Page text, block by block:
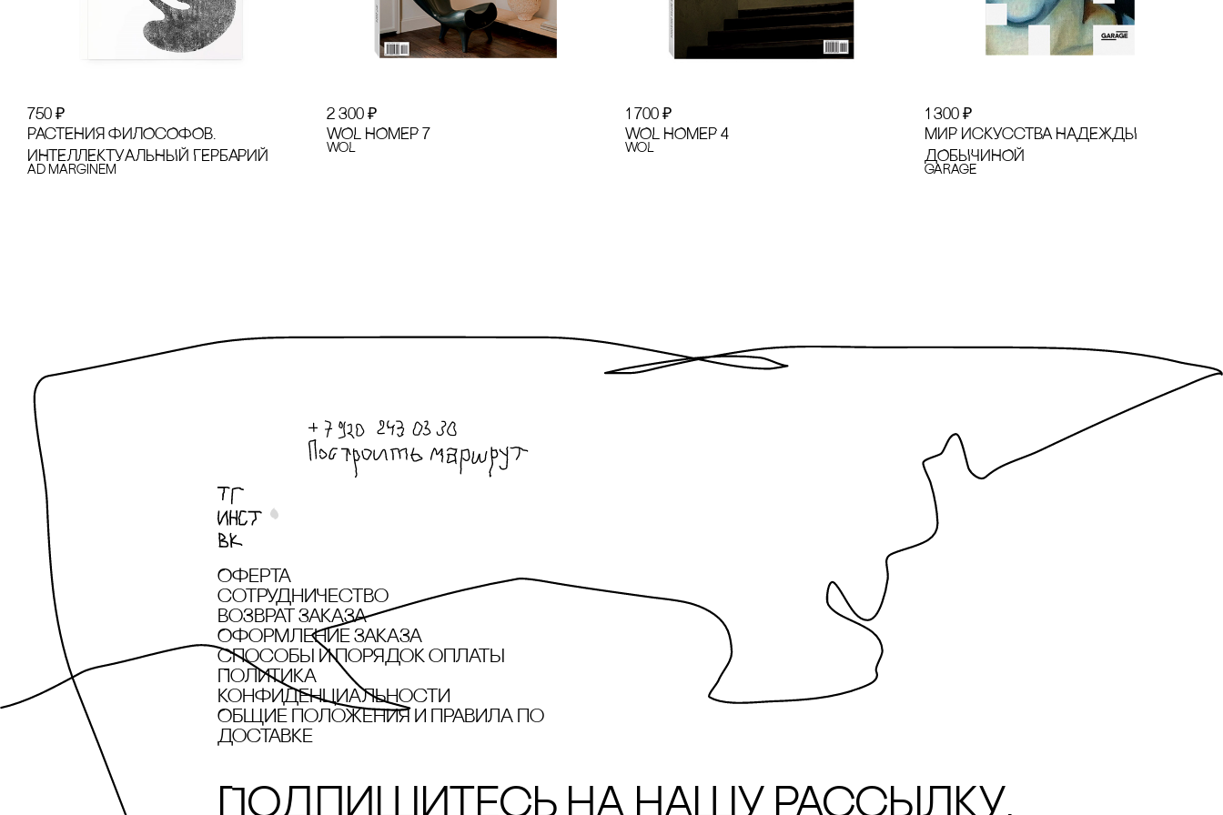
750 ₽
РАсТЕНИЯ ФИЛОсОФОВ.
ИНТЕЛЛЕКТУАЛЬНЫЙ ГЕРБАРИЙ
Ad Marginem
2 300 ₽
WOL НОМЕР 7
WoL
1 700 ₽
WOL НОМЕР 4
WoL
1 300 ₽
МИР ИсКУссТВА НАДЕЖДЫ
ДОБЫЧИНОЙ
GARAGE
Оферта
сотрудничество
Возврат заказа
Оформление заказа
cпособы и порядок оплаты
Политика
конфиденциальности
Общие положения и правила по
доставке